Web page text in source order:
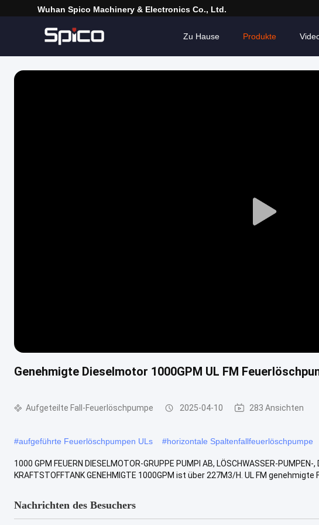
Wuhan Spico Machinery & Electronics Co., Ltd.
Zu Hause Produkte
Play
Genehmigte Dieselmotor 1000GPM UL FM
Aufgeteilte Fall-Feuerlöschpumpe 2025-04-10 283 Ansichten
#aufgeführte Feuerlöschpumpen ULs #horizontale Spaltenfallfeuerlöschpumpe
1000 GPM FEUERN DIESELMOTOR-GRUPPE PUMPI AB, LÖSCHWASSER-PUMPEN-
KRAFTSTOFFTANK GENEHMIGTE 1000GPM ist über 227M3/H. UL FM
Nachrichten des Besuchers